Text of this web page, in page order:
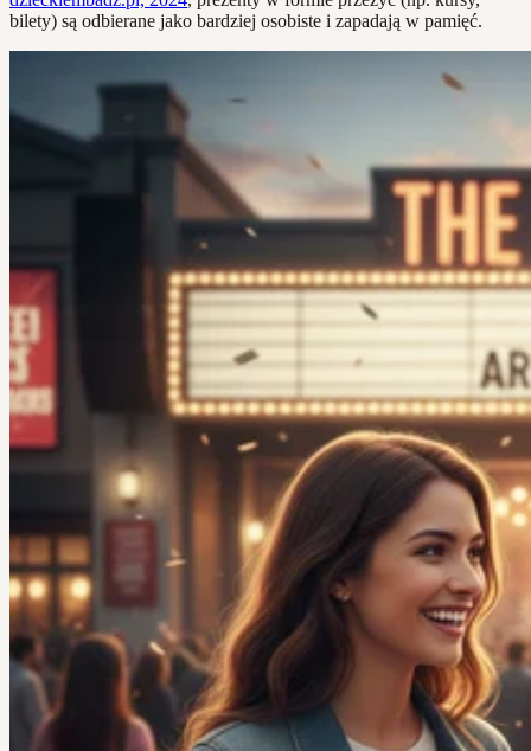
bilety) są odbierane jako bardziej osobiste i zapadają w pamięć.